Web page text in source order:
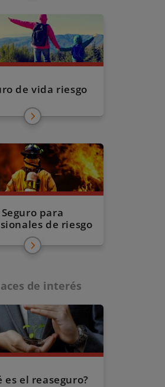
de vida riesgo
Seguro para
de riesgo
de interés
es el reaseguro?